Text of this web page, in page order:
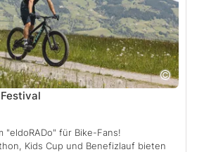
"eldoRADo" für Bike-Fans!
Kids Cup und Benefizlauf bieten